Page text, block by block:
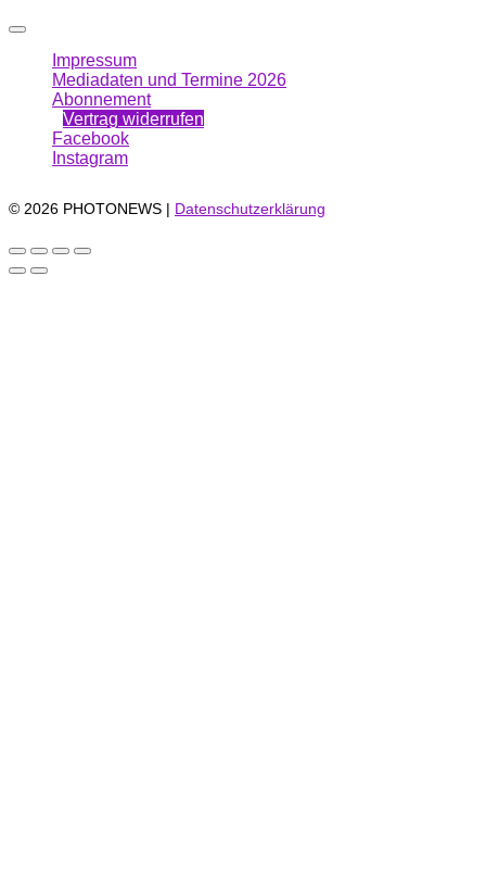
Impressum
Mediadaten und Termine 2026
Abonnement
Vertrag widerrufen
Facebook
Instagram
© 2026 PHOTONEWS | Datenschutzerklärung